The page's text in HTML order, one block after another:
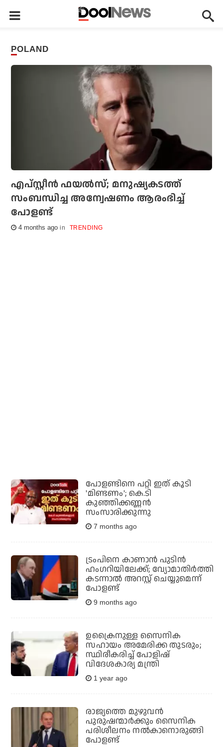
POLAND
എപ്‌സ്റ്റീന്‍ ഫയല്‍സ്; മനുഷ്യകടത്ത്
സംബന്ധിച്ച അന്വേഷണം ആരംഭിച്ച്
പോളണ്ട്
4 months ago TRENDING
പോളണ്ടിനെ പറ്റി ഇത് കൂടി
'മിണ്ടണം'; കെ.ടി
കുഞ്ഞിക്കണ്ണൻ
സംസാരിക്കുന്നു
7 months ago
ട്രംപിനെ കാണാൻ പുടിൻ
ഹംഗറിയിലേക്ക്; വ്യോമാതിർത്തി
കടന്നാൽ അറസ്റ്റ് ചെയ്യുമെന്ന്
പോളണ്ട്
9 months ago
ഉക്രൈനുള്ള സൈനിക
സഹായം അമേരിക്ക തുടരും;
സ്ഥിരീകരിച്ച് പോളിഷ്
വിദേശകാര്യ മന്ത്രി
1 year ago
രാജ്യത്തെ മുഴുവന്‍
പുരുഷന്മാര്‍ക്കും സൈനിക
പരിശീലനം നല്‍കാനൊരുങ്ങി
പോളണ്ട്